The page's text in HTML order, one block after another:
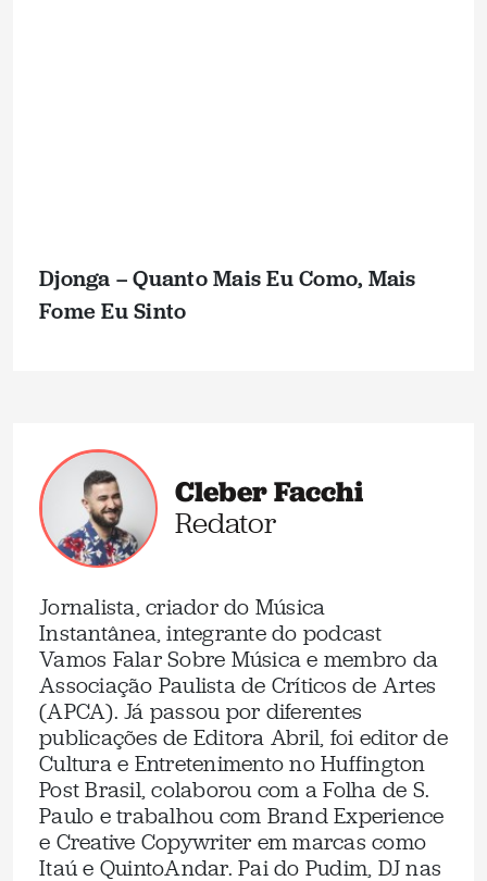
Djonga – Quanto Mais Eu Como, Mais
Fome Eu Sinto
Cleber Facchi
Redator
Jornalista, criador do Música
Instantânea, integrante do podcast
Vamos Falar Sobre Música e membro da
Associação Paulista de Críticos de Artes
(APCA). Já passou por diferentes
publicações de Editora Abril, foi editor de
Cultura e Entretenimento no Huffington
Post Brasil, colaborou com a Folha de S.
Paulo e trabalhou com Brand Experience
e Creative Copywriter em marcas como
Itaú e QuintoAndar. Pai do Pudim, DJ nas